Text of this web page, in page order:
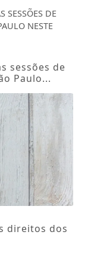
sessões de
Paulo...
direitos dos